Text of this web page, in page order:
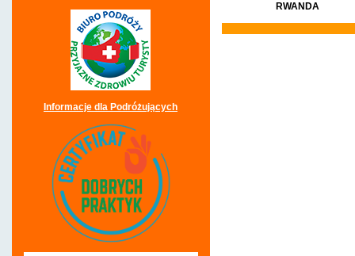
Informacje dla Podróżujących
RWANDA